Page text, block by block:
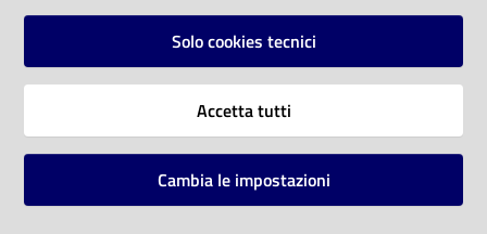
Vai alla pagina
Mappa del sito
Solo cookies tecnici
Accetta tutti
Cambia le impostazioni